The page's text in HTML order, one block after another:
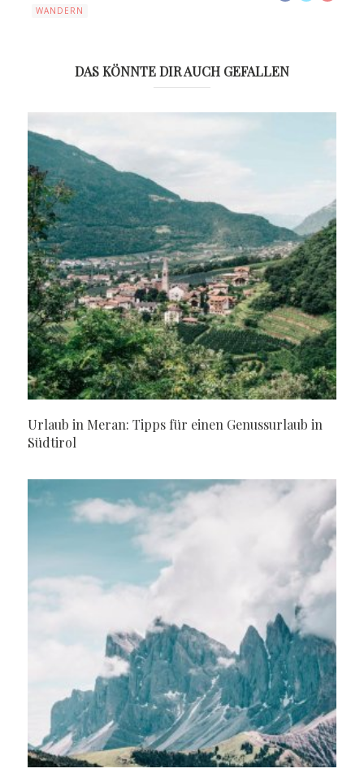
WANDERN
DAS KÖNNTE DIR AUCH GEFALLEN
Urlaub in Meran: Tipps für einen Genussurlaub in
Südtirol